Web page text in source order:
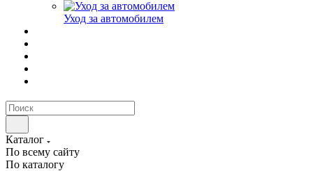
Уход за автомобилем
Каталог
По всему сайту
По каталогу